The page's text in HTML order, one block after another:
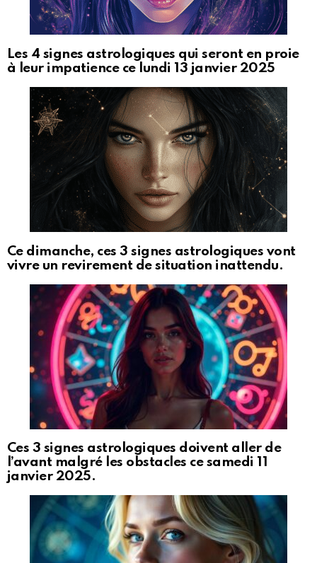
Les 4 signes astrologiques qui seront en proie
à leur impatience ce lundi 13 janvier 2025
Ce dimanche, ces 3 signes astrologiques vont
vivre un revirement de situation inattendu.
Ces 3 signes astrologiques doivent aller de
l’avant malgré les obstacles ce samedi 11
janvier 2025.